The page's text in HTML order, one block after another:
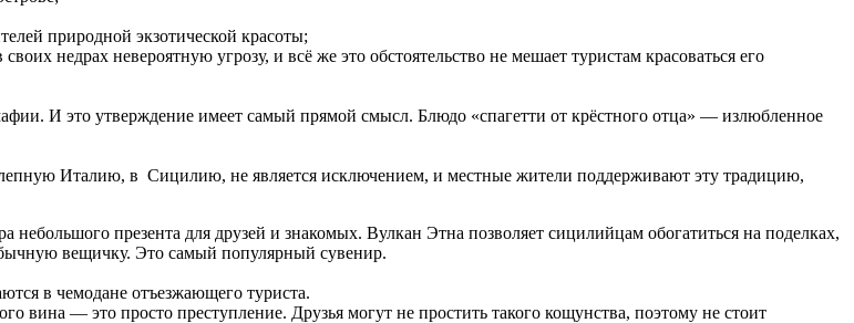
природной экзотической красоты;
недрах невероятную угрозу, и всё же это обстоятельство не мешает туристам красоваться его
И это утверждение имеет самый прямой смысл. Блюдо «спагетти от крёстного отца» — излюбленное
Италию, в Сицилию, не является исключением, и местные жители поддерживают эту традицию,
презента для друзей и знакомых. Вулкан Этна позволяет сицилийцам обогатиться на поделках,
вещичку. Это самый популярный сувенир.
в чемодане отъезжающего туриста.
вина — это просто преступление. Друзья могут не простить такого кощунства, поэтому не стоит